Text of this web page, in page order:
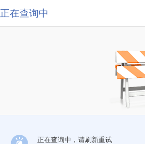
正在查询中
正在查询中，请刷新重试